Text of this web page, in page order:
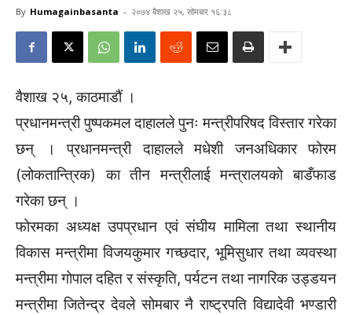
By Humagainbasanta - २०७४ बैशाख २५, सोमबार १६:३८
वैशाख २५, काठमाडौं ।
प्रधानमन्त्री पुष्पकमल दाहालले पुनः मन्त्रीपरिषद विस्तार गरेका
छन् । प्रधानमन्त्री दाहालले मधेशी जनअधिकार फोरम
(लोकतान्त्रिक) का तीन मन्त्रीलाई मन्त्रालयको बाडँफाड
गरेका छन् ।
फोरमका अध्यक्ष उपप्रधान एवं संघीय मामिला तथा स्थानीय
विकास मन्त्रीमा विजयकुमार गच्छदार, भूमिसुधार तथा व्यवस्था
मन्त्रीमा गोपाल दहित र संस्कृति, पर्यटन तथा नागरिक उड्डयन
मन्त्रीमा जितेन्द्र देवले सोमबार नै राष्ट्रपति विद्यादेवी भण्डारी